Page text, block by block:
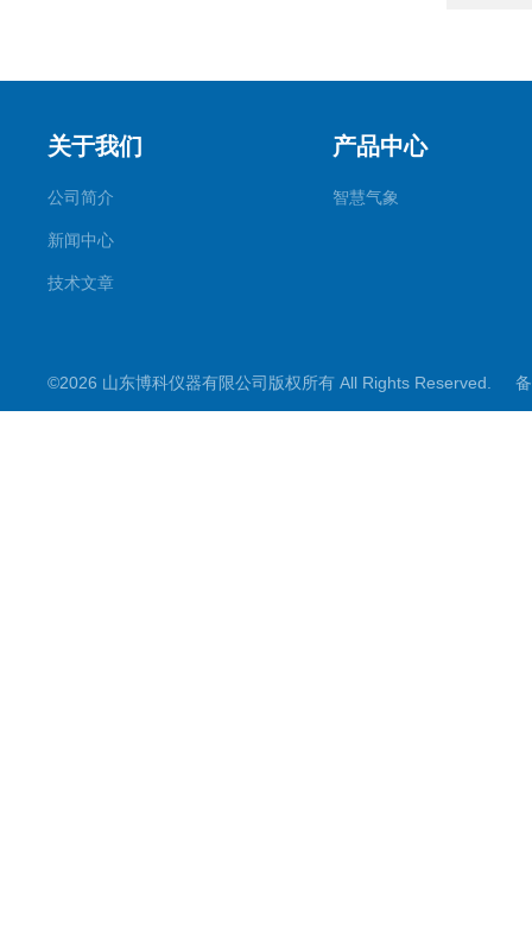
关于我们
公司简介
新闻中心
技术文章
产品中心
智慧气象
©2026 山东博科仪器有限公司版权所有 All Rights Reserved.